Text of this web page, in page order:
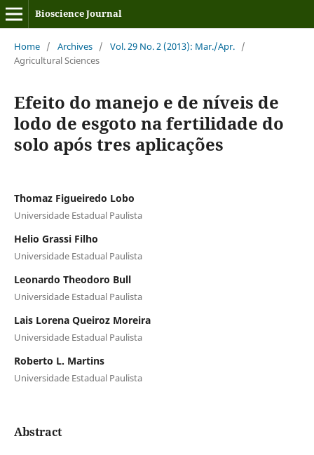
Bioscience Journal
Home / Archives / Vol. 29 No. 2 (2013): Mar./Apr. /
Agricultural Sciences
Efeito do manejo e de níveis de
lodo de esgoto na fertilidade do
solo após tres aplicações
Thomaz Figueiredo Lobo
Universidade Estadual Paulista
Helio Grassi Filho
Universidade Estadual Paulista
Leonardo Theodoro Bull
Universidade Estadual Paulista
Lais Lorena Queiroz Moreira
Universidade Estadual Paulista
Roberto L. Martins
Universidade Estadual Paulista
Abstract